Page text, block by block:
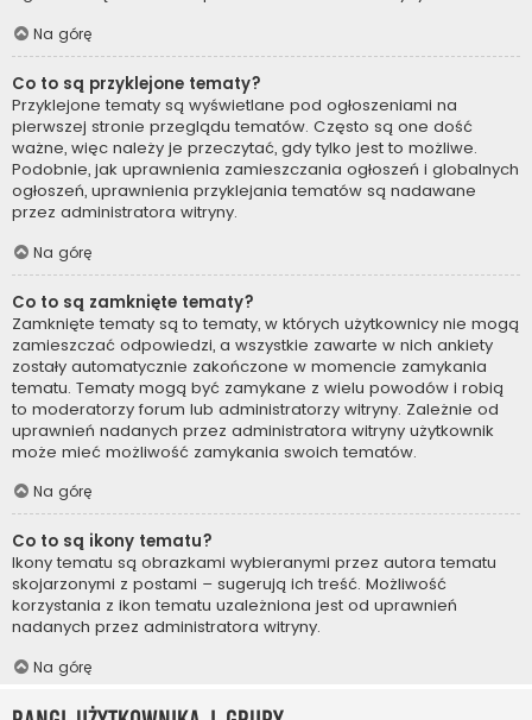
Na górę
Co to są przyklejone tematy?
Przyklejone tematy są wyświetlane pod ogłoszeniami na
pierwszej stronie przeglądu tematów. Często są one dość
ważne, więc należy je przeczytać, gdy tylko jest to możliwe.
Podobnie, jak uprawnienia zamieszczania ogłoszeń i globalnych
ogłoszeń, uprawnienia przyklejania tematów są nadawane
przez administratora witryny.
Na górę
Co to są zamknięte tematy?
Zamknięte tematy są to tematy, w których użytkownicy nie mogą
zamieszczać odpowiedzi, a wszystkie zawarte w nich ankiety
zostały automatycznie zakończone w momencie zamykania
tematu. Tematy mogą być zamykane z wielu powodów i robią
to moderatorzy forum lub administratorzy witryny. Zależnie od
uprawnień nadanych przez administratora witryny użytkownik
może mieć możliwość zamykania swoich tematów.
Na górę
Co to są ikony tematu?
Ikony tematu są obrazkami wybieranymi przez autora tematu
skojarzonymi z postami – sugerują ich treść. Możliwość
korzystania z ikon tematu uzależniona jest od uprawnień
nadanych przez administratora witryny.
Na górę